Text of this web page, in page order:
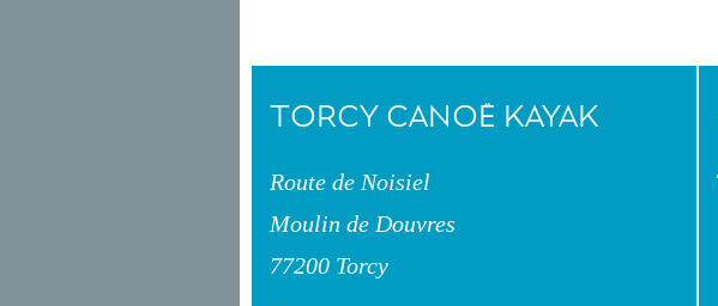
TORCY CANOË KAYAK
Route de Noisiel
Moulin de Douvres
77200 Torcy